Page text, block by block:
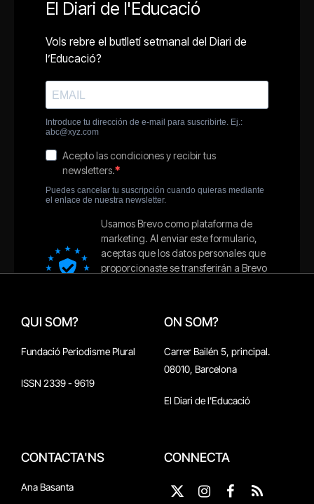
QUI SOM?
Fundació Periodisme Plural
ISSN 2339 - 9619
ON SOM?
Carrer Bailén 5, principal.
08010, Barcelona
El Diari de l'Educació
CONTACTA'NS
Ana Basanta
CONNECTA
X
Instagram
Facebook
RSS